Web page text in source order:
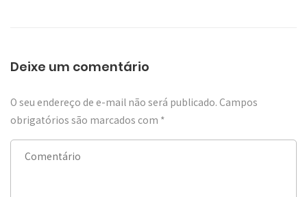
Deixe um comentário
O seu endereço de e-mail não será publicado. Campos
obrigatórios são marcados com *